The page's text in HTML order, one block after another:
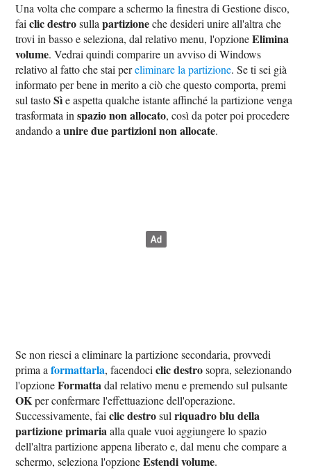
Una volta che compare a schermo la finestra di Gestione disco,
faiclic destrosullapartizioneche desideri unire all'altra che
trovi in basso e seleziona, dal relativo menu, l'opzioneElimina
volume. Vedrai quindi comparire un avviso di Windows
relativo al fatto che stai pereliminare la partizione. Se ti sei già
informato per bene in merito a ciò che questo comporta, premi
sul tastoSìe aspetta qualche istante affinché la partizione venga
trasformata inspazio non allocato, così da poter poi procedere
andando aunire due partizioni non allocate.
Se non riesci a eliminare la partizione secondaria, provvedi
prima aformattarla, facendociclic destrosopra, selezionando
l'opzioneFormattadal relativo menu e premendo sul pulsante
OKper confermare l'effettuazione dell'operazione.
Successivamente, faiclic destrosulriquadro blu della
partizione primariaalla quale vuoi aggiungere lo spazio
dell'altra partizione appena liberato e, dal menu che compare a
schermo, seleziona l'opzioneEstendi volume.